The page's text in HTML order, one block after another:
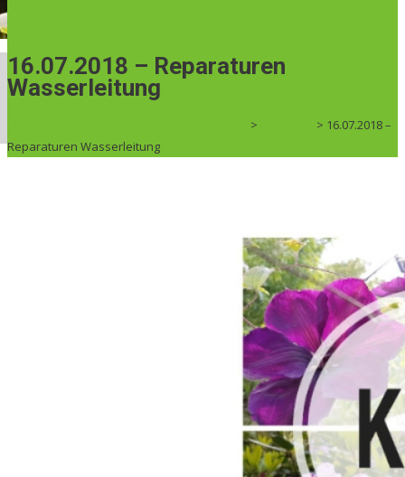
16.07.2018 – Reparaturen
Wasserleitung
> > 16.07.2018 –
Reparaturen Wasserleitung